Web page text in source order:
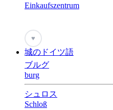
Einkaufszentrum
♥
城のドイツ語
ブルグ
burg
シュロス
Schloß